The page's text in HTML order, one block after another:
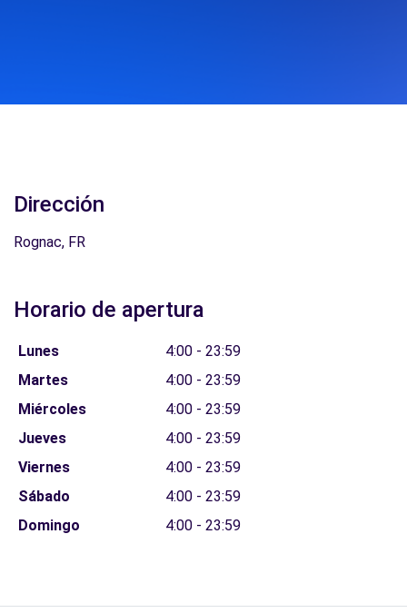
Dirección
Rognac, FR
Horario de apertura
Lunes
4:00 - 23:59
Martes
4:00 - 23:59
Miércoles
4:00 - 23:59
Jueves
4:00 - 23:59
Viernes
4:00 - 23:59
Sábado
4:00 - 23:59
Domingo
4:00 - 23:59